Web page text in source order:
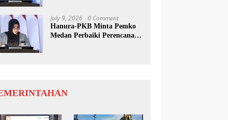
July 9, 2026 0 Comment
Hanura-PKB Minta Pemko
Medan Perbaiki Perencanaan